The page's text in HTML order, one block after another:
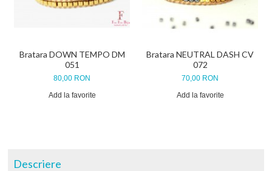
Bratara DOWN TEMPO DM
051
80,00 RON
Add la favorite
Bratara NEUTRAL DASH CV
072
70,00 RON
Add la favorite
Descriere